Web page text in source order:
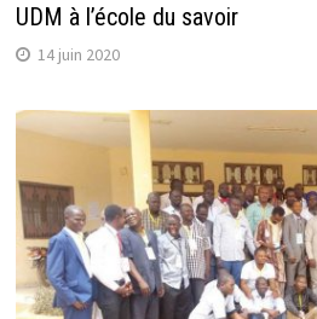
UDM à l’école du savoir
14 juin 2020